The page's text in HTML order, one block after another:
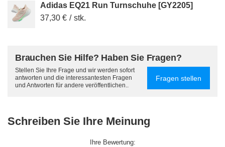
Adidas EQ21 Run Turnschuhe [GY2205]
37,30 € / stk.
Brauchen Sie Hilfe? Haben Sie Fragen?
Stellen Sie Ihre Frage und wir werden sofort
antworten und die interessantesten Fragen
und Antworten für andere veröffentlichen..
Fragen stellen
Schreiben Sie Ihre Meinung
Ihre Bewertung: